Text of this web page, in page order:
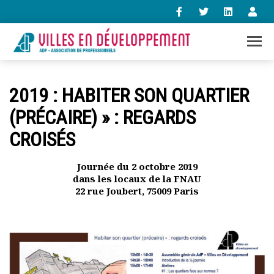
contact@villes-developpement.org
Accueil
Qui sommes-nous ?
Présentation vidéo
Calendrier des activités
Assemblées générales
Comptes rendus mensuels
2019 : HABITER SON QUARTIER
(PRÉCAIRE) » : REGARDS
CROISÉS
Journée du 2 octobre 2019
dans les locaux de la FNAU
22 rue Joubert, 75009 Paris